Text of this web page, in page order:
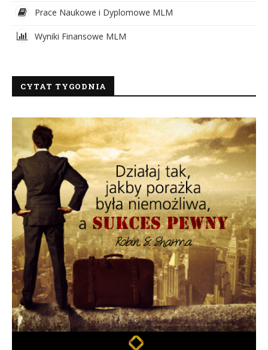
Prace Naukowe i Dyplomowe MLM
Wyniki Finansowe MLM
CYTAT TYGODNIA